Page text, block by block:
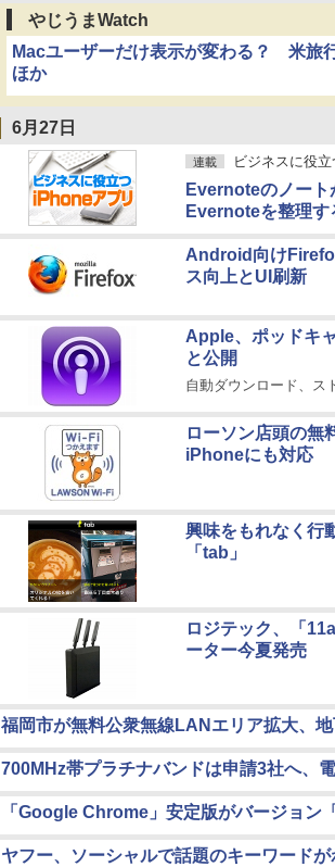
やじうまWatch
Macユーザーだけ表示が変わる？ 米旅
ほか
6月27日
連載 ビジネスに役
Evernoteのノー
Evernoteを整理す
Android向け
ス向上とUI刷新
Apple、ポッドキ
と公開
自動ダウンロード、ス
ローソン店頭の無
iPhoneにも対応
興味をもれなく行
「tab」
ロジテック、「
ーター今夏発売
福岡市が無料公衆無線LANエリア拡大、
700MHz帯プラチナバンドは申請3社へ、
「Google Chrome」安定版がバージョン
ヤフー、ソーシャルで話題のキーワード